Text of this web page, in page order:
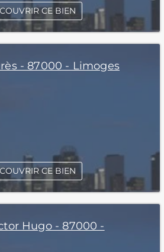
CE BIEN
- 87000 - Limoges
CE BIEN
Hugo - 87000 -